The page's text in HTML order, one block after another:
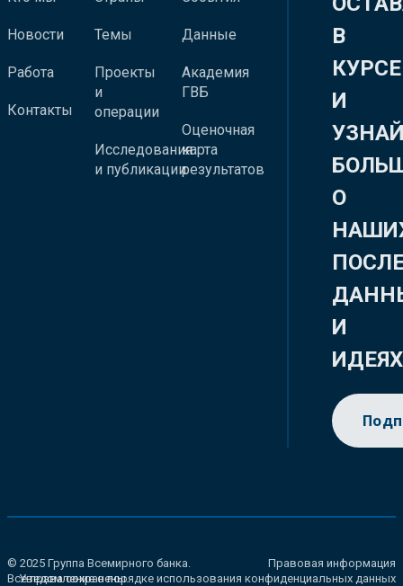
Новости
Работа
Контакты
Темы
Проекты
и
операции
Исследования
и публикации
Данные
Академия
ГВБ
Оценочная
карта
результатов
В
КУРСЕ
И
О
И
ИДЕЯХ
© 2025 Группа Всемирного банка.
Все права сохранены.
Правовая информация
Уведомление о порядке использования конфиденциальных данных